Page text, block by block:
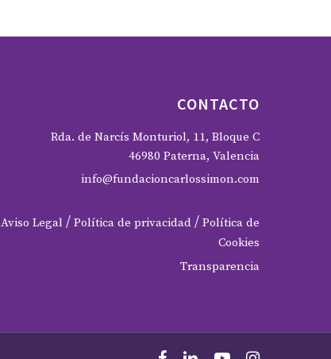
CONTACTO
Rda. de Narcís Monturiol, 11, Bloque C
46980 Paterna, Valencia
info@fundacioncarlossimon.com
Aviso Legal/ Política de privacidad/ Política de
Cookies
Transparencia